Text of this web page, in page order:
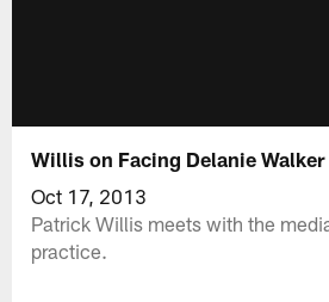
Willis on Facing Delanie Walker
Oct 17, 2013
Patrick Willis meets with the
practice.